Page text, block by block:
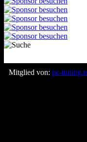
Mitglied von: pc-